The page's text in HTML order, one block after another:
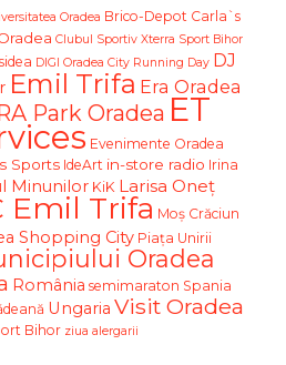
Oradea Brico-Depot Carla`s
Clubul Sportiv Xterra Sport Bihor
DIGI Oradea City Running Day DJ
Emil Trifa Era Oradea
Park Oradea ET
Evenimente Oradea
Sports IdeArt in-store radio Irina
Minunilor KiK Larisa Oneț
Emil Trifa Moş Crăciun
Shopping City Piața Unirii
Oradea
România semimaraton Spania
Ungaria Visit Oradea
Bihor ziua alergarii